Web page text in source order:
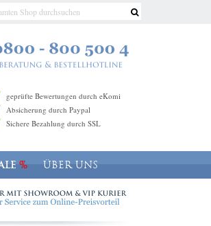
geprüfte Bewertungen durch eKomi
Absicherung durch Paypal
Sichere Bezahlung durch SSL
ÜBER UNS